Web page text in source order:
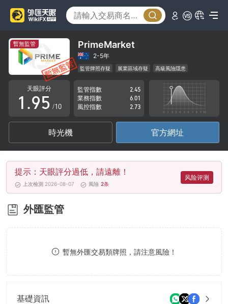
暫無監管 PrimeMarket
2-5年
監管牌照存疑 展業區域存疑 高級風險隱患
天眼評分
0
1
2
3
4
5
6
7
.
5
6
7
8
9
1
2
3
4
5
6
7
8
9
/10
監管指數
2.45
業務指數
6.01
風控指數
2.73
時光機 官方網址
提示：天眼評分過低，請遠離！
上次檢測 2026-08-07 風險 2条
风险评测
外匯監管
暫無外匯交易類牌照，請注意風險！
基礎資訊